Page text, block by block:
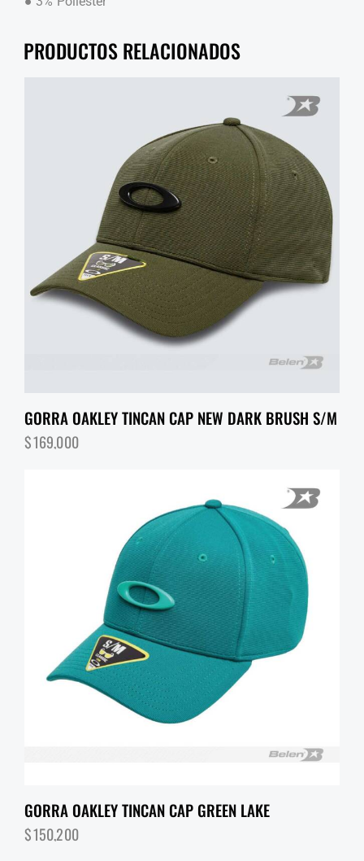
PRODUCTOS RELACIONADOS
GORRA OAKLEY TINCAN CAP NEW DARK BRUSH S/M
$169,000
GORRA OAKLEY TINCAN CAP GREEN LAKE
$150,200